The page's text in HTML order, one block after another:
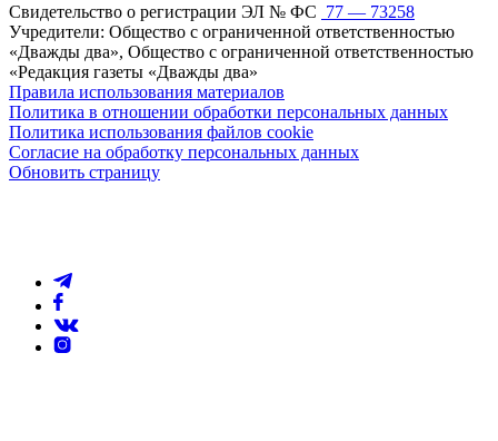
Свидетельство о регистрации ЭЛ № ФС 77 — 73258
Учредители: Общество с ограниченной ответственностью
«Дважды два», Общество с ограниченной ответственностью
«Редакция газеты «Дважды два»
Правила использования материалов
Политика в отношении обработки персональных данных
Политика использования файлов cookie
Согласие на обработку персональных данных
Обновить страницу